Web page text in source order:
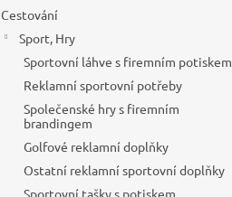
Cestování
Sport, Hry
Sportovní láhve s firemním potiskem
Reklamní sportovní potřeby
Společenské hry s firemním
brandingem
Golfové reklamní doplňky
Ostatní reklamní sportovní doplňky
Sportovní tašky s potiskem